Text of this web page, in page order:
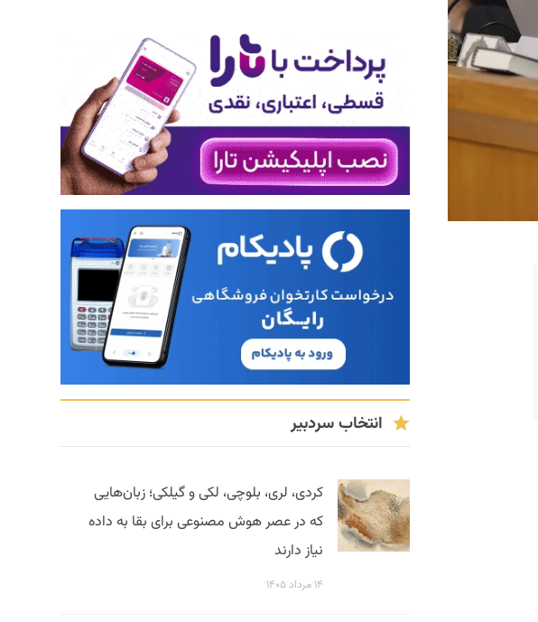
انتخاب سردبیر
کردی، لری، بلوچی، لکی و گیلکی؛ زبان‌هایی
که در عصر هوش مصنوعی برای بقا به داده
نیاز دارند
۱۴ مرداد ۱۴۰۵